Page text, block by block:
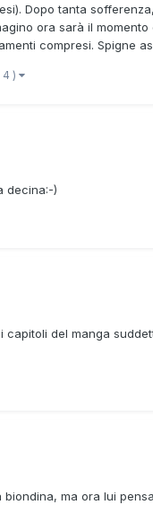
Dopo tanta
ora sarà il
compresi. Spigne
4 )
decina:-)
del manga
ma ora lui